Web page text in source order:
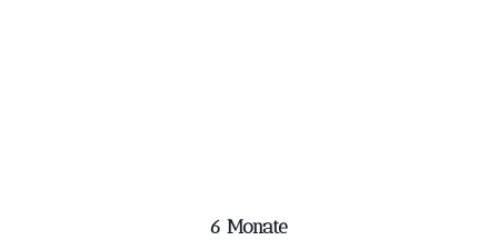
6 Monate